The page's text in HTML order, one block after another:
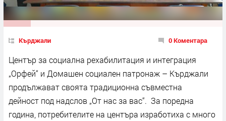
Кърджали 0 Коментара
Център за социална рехабилитация и интеграция
„Орфей“ и Домашен социален патронаж – Кърджали
продължават своята традиционна съвместна
дейност под надслов „От нас за вас“. За поредна
година, потребителите на центъра изработиха с много